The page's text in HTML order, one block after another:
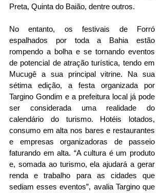
Preta, Quinta do Baião, dentre outros.
No entanto, os festivais de Forró
espalhados por toda a Bahia estão
rompendo a bolha e se tornando eventos
de potencial de atração turística, tendo em
Mucugê a sua principal vitrine. Na sua
sétima edição, a festa organizada por
Targino Gondim e a prefeitura local já pode
ser considerada uma realidade do
calendário do turismo. Hotéis lotados,
consumo em alta nos bares e restaurantes
e empresas organizadoras de passeio
faturando em alta. “A cultura é um produto
e, somada ao turismo, ela ajudará a gerar
renda e trabalho para as cidades que
sediam esses eventos”, avalia Targino que